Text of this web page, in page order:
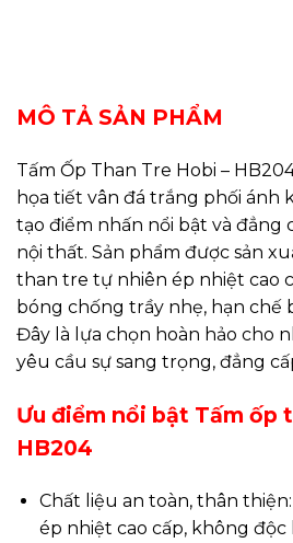
MÔ TẢ SẢN PHẨM
Tấm Ốp Than Tre Hobi –
họa tiết vân đá trắng phối ánh
tạo điểm nhấn nổi bật và đẳng
nội thất. Sản phẩm được sản
than tre tự nhiên ép nhiệt cao
bóng chống trầy nhẹ, hạn chế
Đây là lựa chọn hoàn hảo cho
yêu cầu sự sang trọng, đẳng
Ưu điểm nổi bật Tấm ốp
HB204
Chất liệu an toàn, thân
ép nhiệt cao cấp, không độc